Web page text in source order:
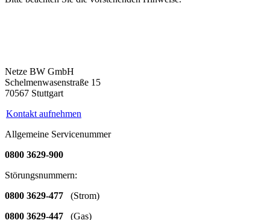
Netze BW GmbH
Schelmenwasenstraße 15
70567 Stuttgart
Kontakt aufnehmen
Allgemeine Servicenummer
0800 3629-900
Störungsnummern:
0800 3629-477 (Strom)
0800 3629-447 (Gas)